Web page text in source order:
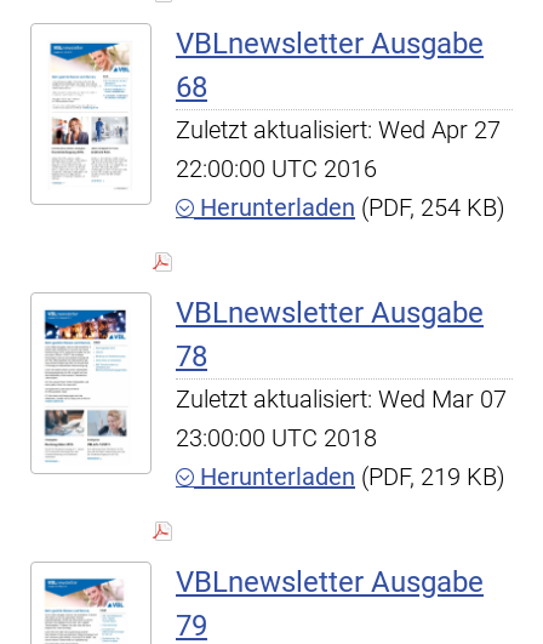
VBLnewsletter Ausgabe
68
Zuletzt aktualisiert: Wed Apr 27
22:00:00 UTC 2016
Herunterladen (PDF, 254 KB)
VBLnewsletter Ausgabe
78
Zuletzt aktualisiert: Wed Mar 07
23:00:00 UTC 2018
Herunterladen (PDF, 219 KB)
VBLnewsletter Ausgabe
79